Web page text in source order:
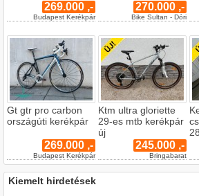
269.000 ,-
Budapest Kerékpár
270.000 ,-
Bike Sultan - Dóri
Gt gtr pro carbon
országúti kerékpár
269.000 ,-
Budapest Kerékpár
Ktm ultra gloriette
29-es mtb kerékpár
új
245.000 ,-
Bringabarat
Kiemelt hirdetések